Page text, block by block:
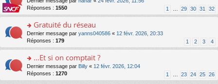
c
e
nt
le
pl
s
ré
c
e
nt
a
g
n
o
n
lu
le
pl
u
s
le
m
e
s
s
a
g
n
o
n
n
s
ult
er
le
m
e
s
s
a
g
Réponses : 1550 1 29 30 31 32
o
n
s
ult
er
le
m
Gratuité du réseau
Dernier message par yanns040586 « 12 févr. 2026, 20:33
Réponses : 179 1 2 3 4
o
n
s
...Et si on comptait ?
Dernier message par Billy « 12 févr. 2026, 12:04
Réponses : 1270 1 23 24 25 26